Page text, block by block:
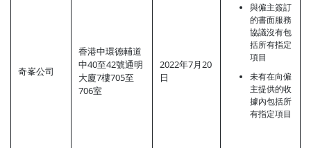
奇峯公司
香港中環德輔道
中40至42號通明
大廈7樓705至
706室
2022年7月20
日
與僱主簽訂
的書面服務
協議沒有包
括所有指定
項目
未有在向僱
主提供的收
據內包括所
有指定項目